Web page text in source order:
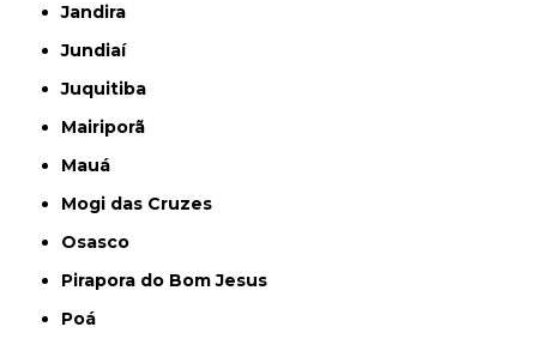
Jandira
Jundiaí
Juquitiba
Mairiporã
Mauá
Mogi das Cruzes
Osasco
Pirapora do Bom Jesus
Poá